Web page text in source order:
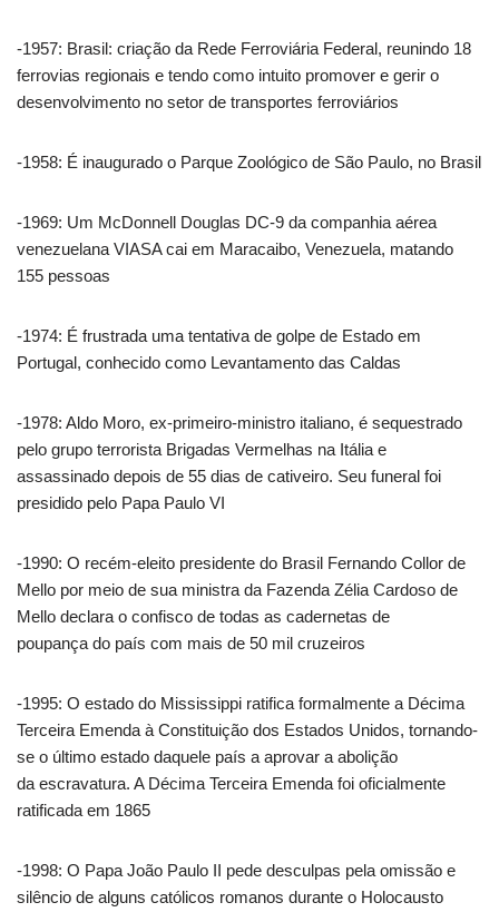
-1957: Brasil: criação da Rede Ferroviária Federal, reunindo 18
ferrovias regionais e tendo como intuito promover e gerir o
desenvolvimento no setor de transportes ferroviários
-1958: É inaugurado o Parque Zoológico de São Paulo, no Brasil
-1969: Um McDonnell Douglas DC-9 da companhia aérea
venezuelana VIASA cai em Maracaibo, Venezuela, matando
155 pessoas
-1974: É frustrada uma tentativa de golpe de Estado em
Portugal, conhecido como Levantamento das Caldas
-1978: Aldo Moro, ex-primeiro-ministro italiano, é sequestrado
pelo grupo terrorista Brigadas Vermelhas na Itália e
assassinado depois de 55 dias de cativeiro. Seu funeral foi
presidido pelo Papa Paulo VI
-1990: O recém-eleito presidente do Brasil Fernando Collor de
Mello por meio de sua ministra da Fazenda Zélia Cardoso de
Mello declara o confisco de todas as cadernetas de
poupança do país com mais de 50 mil cruzeiros
-1995: O estado do Mississippi ratifica formalmente a Décima
Terceira Emenda à Constituição dos Estados Unidos, tornando-
se o último estado daquele país a aprovar a abolição
da escravatura. A Décima Terceira Emenda foi oficialmente
ratificada em 1865
-1998: O Papa João Paulo II pede desculpas pela omissão e
silêncio de alguns católicos romanos durante o Holocausto